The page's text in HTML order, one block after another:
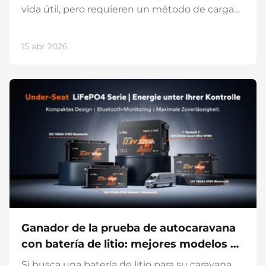
vida útil, pero requieren un método de carga
provocar daños, reducir el rendimiento y poner
cómo cargar correctamente las baterías de
LiFePO4, evitar errores comunes y
recomendar cargadores adecuados.
Contenido Notas importantes sobre la carga
de LiFePO4 3 métodos para cargar LiFePO4
Consejo adicional: Los cargadores LiFePO4
más recomendados Preguntas frecuentes
Conclusión Notas importantes sobre la carga
de LiFePO4 Antes de empezar a cargar, debe
conocer las características...
15 abr 2026
Ganador de la prueba de autocaravana
con batería de litio: mejores modelos en
comparación